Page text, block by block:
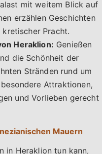
mit weitem Blick auf
erzählen Geschichten
Pracht.
Heraklion: Genießen
die Schönheit der
Stränden rund um
Attraktionen,
und Vorlieben gerecht
Mauern
in Heraklion tun kann,